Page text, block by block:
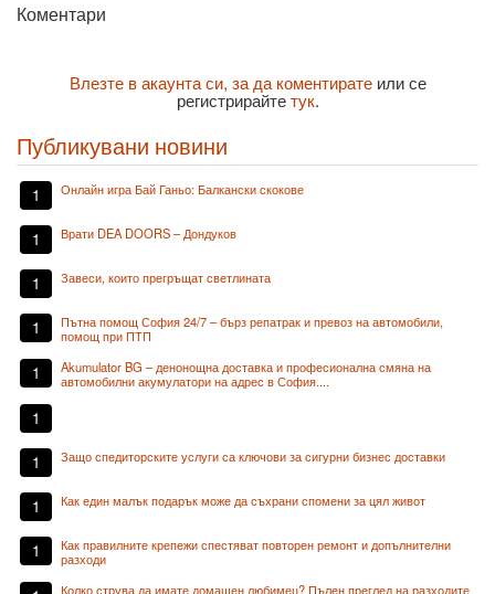
Коментари
Влезте в акаунта си, за да коментиратеили се
регистрирайтетук.
Публикувани новини
1 Онлайн игра Бай Ганьо: Балкански скокове
1 Врати DEA DOORS – Дондуков
1 Завеси, които прегръщат светлината
1
Пътна помощ София 24/7 – бърз репатрак и превоз на автомобили,
помощ при ПТП
1
Akumulator BG – денонощна доставка и професионална смяна на
автомобилни акумулатори на адрес в София....
1
1 Защо спедиторските услуги са ключови за сигурни бизнес доставки
1 Как един малък подарък може да съхрани спомени за цял живот
1
Как правилните крепежи спестяват повторен ремонт и допълнителни
разходи
Колко струва да имате домашен любимец? Пълен преглед на разходите